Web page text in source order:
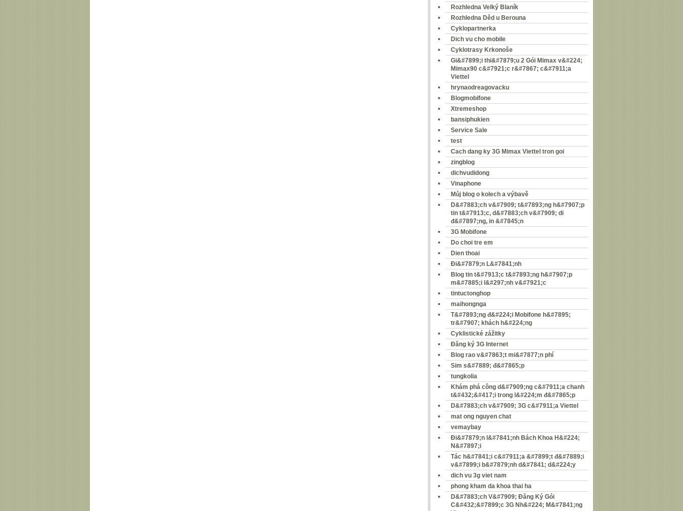
Rozhledna Velký Blaník
Rozhledna Děd u Berouna
Cyklopartnerka
Dich vu cho mobile
Cyklotrasy Krkonoše
Gi&#7899;i thi&#7879;u 2 Gói Mimax v&#224;
Mimax90 c&#7921;c r&#7867; c&#7911;a
Viettel
hrynaodreagovacku
Blogmobifone
Xtremeshop
bansiphukien
Service Sale
test
Cach dang ky 3G Mimax Viettel tron goi
zingblog
dichvudidong
Vinaphone
Můj blog o kolech a výbavě
D&#7883;ch v&#7909; t&#7893;ng h&#7907;p
tin t&#7913;c, d&#7883;ch v&#7909; di
đ&#7897;ng, in &#7845;n
3G Mobifone
Do choi tre em
Dien thoai
Đi&#7879;n L&#7841;nh
Blog tin t&#7913;c t&#7893;ng h&#7907;p
m&#7885;i l&#297;nh v&#7921;c
tintuctonghop
maihongnga
T&#7893;ng đ&#224;i Mobifone h&#7895;
tr&#7907; khách h&#224;ng
Cyklistické zážitky
Đăng ký 3G Internet
Blog rao v&#7863;t mi&#7877;n phí
Sim s&#7889; đ&#7865;p
tungkolia
Khám phá công d&#7909;ng c&#7911;a chanh
t&#432;&#417;i trong l&#224;m đ&#7865;p
D&#7883;ch v&#7909; 3G c&#7911;a Viettel
mat ong nguyen chat
vemaybay
Đi&#7879;n l&#7841;nh Bách Khoa H&#224;
N&#7897;i
Tác h&#7841;i c&#7911;a &#7899;t đ&#7889;i
v&#7899;i b&#7879;nh d&#7841; d&#224;y
dich vu 3g viet nam
phong kham da khoa thai ha
D&#7883;ch V&#7909; Đăng Ký Gói
C&#432;&#7899;c 3G Nh&#224; M&#7841;ng